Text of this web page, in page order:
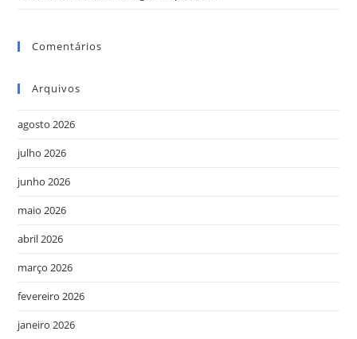
Comentários
Arquivos
agosto 2026
julho 2026
junho 2026
maio 2026
abril 2026
março 2026
fevereiro 2026
janeiro 2026